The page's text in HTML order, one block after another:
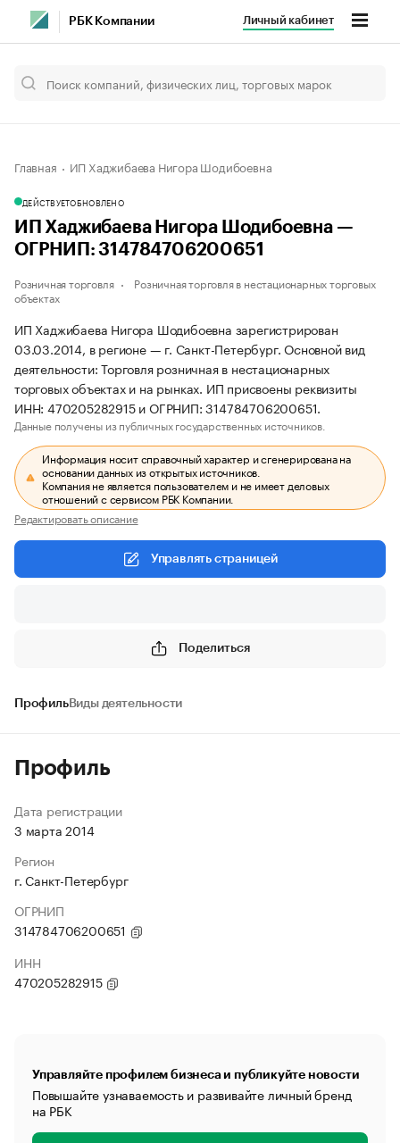
РБК Компании Личный кабинет
Главная ИП Хаджибаева Нигора Шодибоевна
ДЕЙСТВУЕТОБНОВЛЕНО
ИП Хаджибаева Нигора Шодибоевна —
ОГРНИП: 314784706200651
Розничная торговля
Розничная торговля в нестационарных торговых
объектах
ИП Хаджибаева Нигора Шодибоевна зарегистрирован
03.03.2014, в регионе — г. Санкт-Петербург. Основной вид
деятельности: Торговля розничная в нестационарных
торговых объектах и на рынках. ИП присвоены реквизиты
ИНН: 470205282915 и ОГРНИП: 314784706200651.
Данные получены из публичных государственных источников.
Информация носит справочный характер и сгенерирована на
основании данных из открытых источников.
Компания не является пользователем и не имеет деловых
отношений с сервисом РБК Компании.
Редактировать описание
Управлять страницей
Поделиться
ПрофильВиды деятельности
Профиль
Дата регистрации
3 марта 2014
Регион
г. Санкт-Петербург
ОГРНИП
314784706200651
ИНН
470205282915
Управляйте профилем бизнеса и публикуйте новости
Повышайте узнаваемость и развивайте личный бренд
на РБК